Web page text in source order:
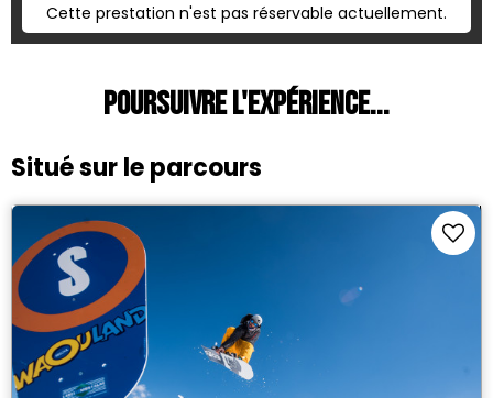
Cette prestation n'est pas réservable actuellement.
Poursuivre l'expérience...
Situé sur le parcours